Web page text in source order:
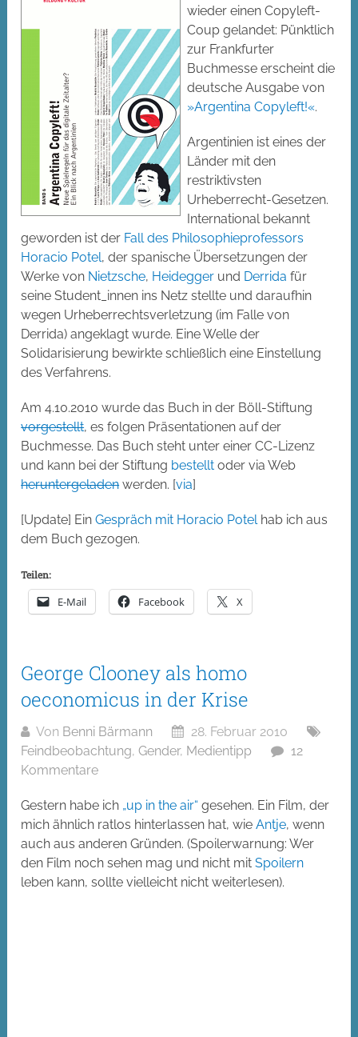
wieder einen Copyleft-
Coup gelandet: Pünktlich
zur Frankfurter
Buchmesse erscheint die
deutsche Ausgabe von
»Argentina Copyleft!«.
Argentinien ist eines der
Länder mit den
restriktivsten
Urheberrecht-Gesetzen.
International bekannt
geworden ist der Fall des Philosophieprofessors
Horacio Potel, der spanische Übersetzungen der
Werke von Nietzsche, Heidegger und Derrida für
seine Student_innen ins Netz stellte und daraufhin
wegen Urheberrechtsverletzung (im Falle von
Derrida) angeklagt wurde. Eine Welle der
Solidarisierung bewirkte schließlich eine Einstellung
des Verfahrens.
Am 4.10.2010 wurde das Buch in der Böll-Stiftung
vorgestellt, es folgen Präsentationen auf der
Buchmesse. Das Buch steht unter einer CC-Lizenz
und kann bei der Stiftung bestellt oder via Web
heruntergeladenwerden. [via]
[Update] EinGespräch mit Horacio Potelhab ich aus
dem Buch gezogen.
Teilen:
E-Mail Facebook X
George Clooney als homo
oeconomicus in der Krise
Von Benni Bärmann
28. Februar 2010
Feindbeobachtung,Gender, Medientipp
12
Kommentare
Gestern habe ich „up in the air“ gesehen. Ein Film, der
mich ähnlich ratlos hinterlassen hat, wieAntje, wenn
auch aus anderen Gründen. (Spoilerwarnung: Wer
den Film noch sehen mag und nicht mitSpoilern
leben kann, sollte vielleicht nicht weiterlesen).